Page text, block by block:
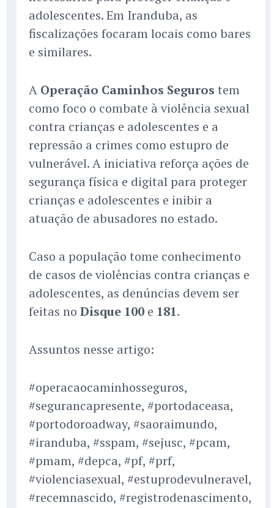
adolescentes. Em Iranduba, as
fiscalizações focaram locais como bares
e similares.
A Operação Caminhos Seguros tem
como foco o combate à violência sexual
contra crianças e adolescentes e a
repressão a crimes como estupro de
vulnerável. A iniciativa reforça ações de
segurança física e digital para proteger
crianças e adolescentes e inibir a
atuação de abusadores no estado.
Caso a população tome conhecimento
de casos de violências contra crianças e
adolescentes, as denúncias devem ser
feitas no Disque 100 e 181.
Assuntos nesse artigo:
#operacaocaminhosseguros,
#segurancapresente, #portodaceasa,
#portodoroadway, #saoraimundo,
#iranduba, #sspam, #sejusc, #pcam,
#pmam, #depca, #pf, #prf,
#violenciasexual, #estuprodevulneravel,
#recemnascido, #registrodenascimento,